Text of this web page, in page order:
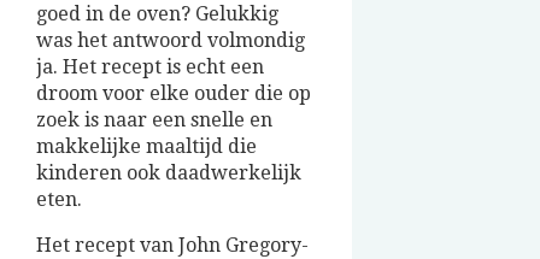
goed in de oven? Gelukkig
was het antwoord volmondig
ja. Het recept is echt een
droom voor elke ouder die op
zoek is naar een snelle en
makkelijke maaltijd die
kinderen ook daadwerkelijk
eten.
Het recept van John Gregory-